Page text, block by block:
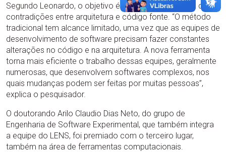
Segundo Leonardo, o objetivo é diminuir a ocorrência de
contradições entre arquitetura e código fonte. “O método
tradicional tem alcance limitado, uma vez que as equipes de
desenvolvimento de software precisam fazer constantes
alterações no código e na arquitetura. A nova ferramenta
torna mais eficiente o trabalho dessas equipes, geralmente
numerosas, que desenvolvem softwares complexos, nos
quais mudanças podem ser feitas por muitas pessoas”,
explica o pesquisador.
O doutorando Arilo Claudio Dias Neto, do grupo de
Engenharia de Software Experimental, que também integra
a equipe do LENS, foi premiado com o terceiro lugar,
também na área de ferramentas computacionais.